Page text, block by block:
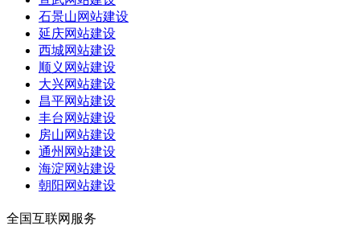
石景山网站建设
延庆网站建设
西城网站建设
顺义网站建设
大兴网站建设
昌平网站建设
丰台网站建设
房山网站建设
通州网站建设
海淀网站建设
朝阳网站建设
全国互联网服务